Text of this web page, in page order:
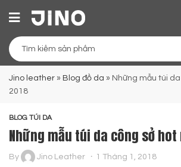
Jino leather » Blog đồ da » Những mẫu túi
2018
BLOG TÚI DA
Những mẫu túi da công sở hot
By Jino Leather 1 Tháng 1, 2018